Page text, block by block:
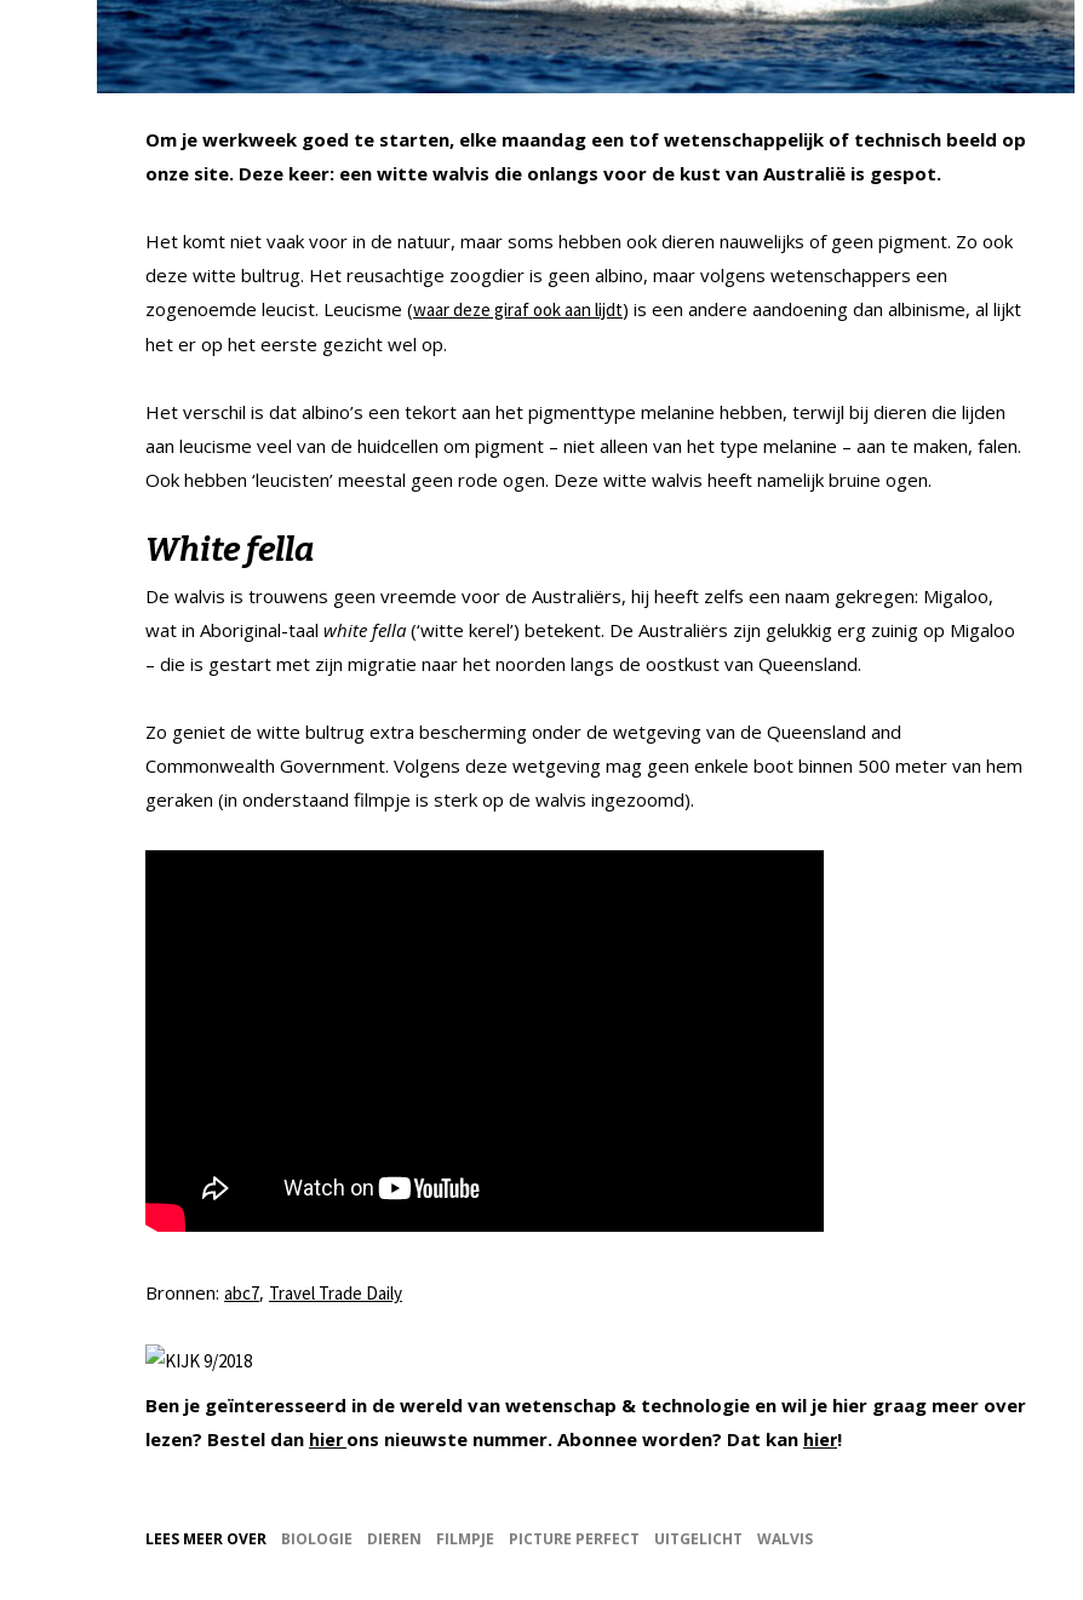
Om je werkweek goed te starten, elke maandag een tof wetenschappelijk of technisch beeld op
onze site. Deze keer: een witte walvis die onlangs voor de kust van Australië is gespot.
Het komt niet vaak voor in de natuur, maar soms hebben ook dieren nauwelijks of geen pigment. Zo ook
deze witte bultrug. Het reusachtige zoogdier is geen albino, maar volgens wetenschappers een
zogenoemde leucist. Leucisme (waar deze giraf ook aan lijdt) is een andere aandoening dan albinisme, al lijkt
het er op het eerste gezicht wel op.
Het verschil is dat albino’s een tekort aan het pigmenttype melanine hebben, terwijl bij dieren die lijden
aan leucisme veel van de huidcellen om pigment – niet alleen van het type melanine – aan te maken, falen.
Ook hebben ‘leucisten’ meestal geen rode ogen. Deze witte walvis heeft namelijk bruine ogen.
White fella
De walvis is trouwens geen vreemde voor de Australiërs, hij heeft zelfs een naam gekregen: Migaloo,
wat in Aboriginal-taal white fella (‘witte kerel’) betekent. De Australiërs zijn gelukkig erg zuinig op Migaloo
– die is gestart met zijn migratie naar het noorden langs de oostkust van Queensland.
Zo geniet de witte bultrug extra bescherming onder de wetgeving van de Queensland and
Commonwealth Government. Volgens deze wetgeving mag geen enkele boot binnen 500 meter van hem
geraken (in onderstaand filmpje is sterk op de walvis ingezoomd).
Bronnen: abc7, Travel Trade Daily
Ben je geïnteresseerd in de wereld van wetenschap & technologie en wil je hier graag meer over
lezen? Bestel dan hier ons nieuwste nummer. Abonnee worden? Dat kan hier!
LEES MEER OVER BIOLOGIE DIEREN FILMPJE PICTURE PERFECT UITGELICHT WALVIS